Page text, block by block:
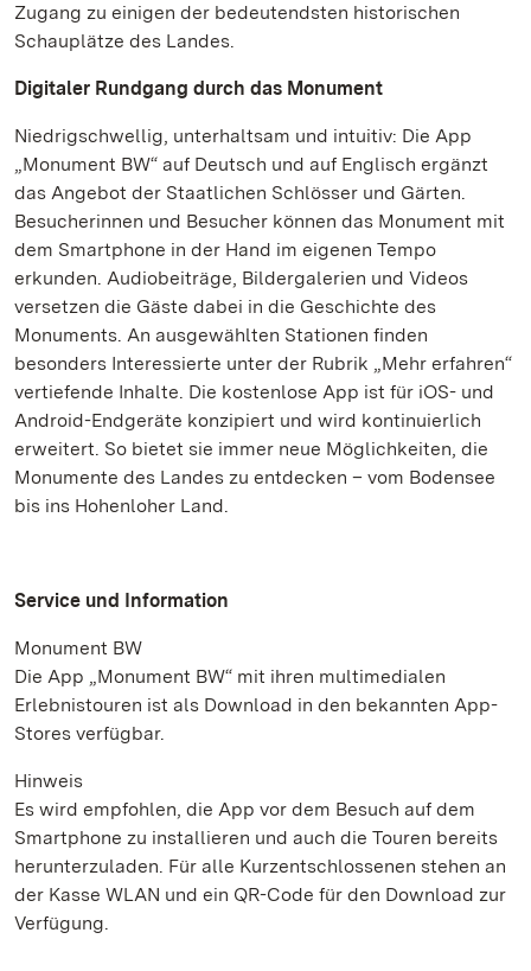
Zugang zu einigen der bedeutendsten historischen
Schauplätze des Landes.
Digitaler Rundgang durch das Monument
Niedrigschwellig, unterhaltsam und intuitiv: Die App
„Monument BW“ auf Deutsch und auf Englisch ergänzt
das Angebot der Staatlichen Schlösser und Gärten.
Besucherinnen und Besucher können das Monument mit
dem Smartphone in der Hand im eigenen Tempo
erkunden. Audiobeiträge, Bildergalerien und Videos
versetzen die Gäste dabei in die Geschichte des
Monuments. An ausgewählten Stationen finden
besonders Interessierte unter der Rubrik „Mehr erfahren“
vertiefende Inhalte. Die kostenlose App ist für iOS- und
Android-Endgeräte konzipiert und wird kontinuierlich
erweitert. So bietet sie immer neue Möglichkeiten, die
Monumente des Landes zu entdecken – vom Bodensee
bis ins Hohenloher Land.
Service und Information
Monument BW
Die App „Monument BW“ mit ihren multimedialen
Erlebnistouren ist als Download in den bekannten App-
Stores verfügbar.
Hinweis
Es wird empfohlen, die App vor dem Besuch auf dem
Smartphone zu installieren und auch die Touren bereits
herunterzuladen. Für alle Kurzentschlossenen stehen an
der Kasse WLAN und ein QR-Code für den Download zur
Verfügung.